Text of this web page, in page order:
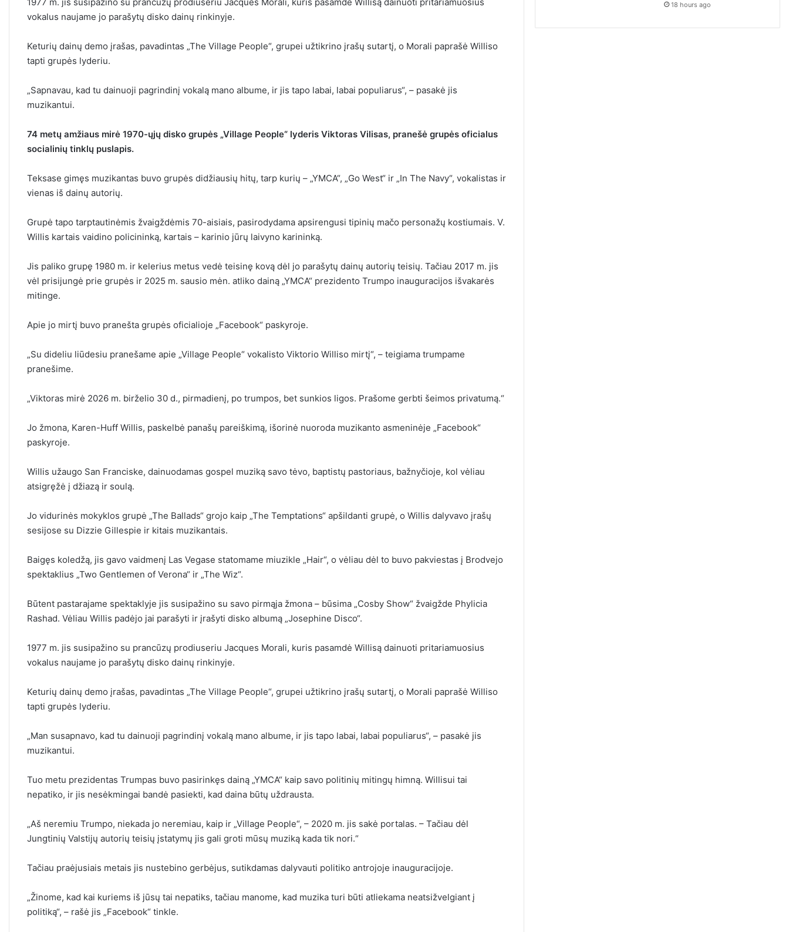
1977 m. jis susipažino su prancūzų prodiuseriu Jacques Morali, kuris pasamdė Willisą dainuoti pritariamuosius
vokalus naujame jo parašytų disko dainų rinkinyje.
Keturių dainų demo įrašas, pavadintas „The Village People“, grupei užtikrino įrašų sutartį, o Morali paprašė Williso
tapti grupės lyderiu.
„Sapnavau, kad tu dainuoji pagrindinį vokalą mano albume, ir jis tapo labai, labai populiarus“, – pasakė jis
muzikantui.
74 metų amžiaus mirė 1970-ųjų disko grupės „Village People“ lyderis Viktoras Vilisas, pranešė grupės oficialus
socialinių tinklų puslapis.
Teksase gimęs muzikantas buvo grupės didžiausių hitų, tarp kurių – „YMCA“, „Go West“ ir „In The Navy“, vokalistas ir
vienas iš dainų autorių.
Grupė tapo tarptautinėmis žvaigždėmis 70-aisiais, pasirodydama apsirengusi tipinių mačo personažų kostiumais. V.
Willis kartais vaidino policininką, kartais – karinio jūrų laivyno karininką.
Jis paliko grupę 1980 m. ir kelerius metus vedė teisinę kovą dėl jo parašytų dainų autorių teisių. Tačiau 2017 m. jis
vėl prisijungė prie grupės ir 2025 m. sausio mėn. atliko dainą „YMCA“ prezidento Trumpo inauguracijos išvakarės
mitinge.
Apie jo mirtį buvo pranešta grupės oficialioje „Facebook“ paskyroje.
„Su dideliu liūdesiu pranešame apie „Village People“ vokalisto Viktorio Williso mirtį“, – teigiama trumpame
pranešime.
„Viktoras mirė 2026 m. birželio 30 d., pirmadienį, po trumpos, bet sunkios ligos. Prašome gerbti šeimos privatumą.“
Jo žmona, Karen-Huff Willis, paskelbė panašų pareiškimą, išorinė nuoroda muzikanto asmeninėje „Facebook“
paskyroje.
Willis užaugo San Franciske, dainuodamas gospel muziką savo tėvo, baptistų pastoriaus, bažnyčioje, kol vėliau
atsigręžė į džiazą ir soulą.
Jo vidurinės mokyklos grupė „The Ballads“ grojo kaip „The Temptations“ apšildanti grupė, o Willis dalyvavo įrašų
sesijose su Dizzie Gillespie ir kitais muzikantais.
Baigęs koledžą, jis gavo vaidmenį Las Vegase statomame miuzikle „Hair“, o vėliau dėl to buvo pakviestas į Brodvejo
spektaklius „Two Gentlemen of Verona“ ir „The Wiz“.
Būtent pastarajame spektaklyje jis susipažino su savo pirmąja žmona – būsima „Cosby Show“ žvaigžde Phylicia
Rashad. Vėliau Willis padėjo jai parašyti ir įrašyti disko albumą „Josephine Disco“.
1977 m. jis susipažino su prancūzų prodiuseriu Jacques Morali, kuris pasamdė Willisą dainuoti pritariamuosius
vokalus naujame jo parašytų disko dainų rinkinyje.
Keturių dainų demo įrašas, pavadintas „The Village People“, grupei užtikrino įrašų sutartį, o Morali paprašė Williso
tapti grupės lyderiu.
„Man susapnavo, kad tu dainuoji pagrindinį vokalą mano albume, ir jis tapo labai, labai populiarus“, – pasakė jis
muzikantui.
Tuo metu prezidentas Trumpas buvo pasirinkęs dainą „YMCA“ kaip savo politinių mitingų himną. Willisui tai
nepatiko, ir jis nesėkmingai bandė pasiekti, kad daina būtų uždrausta.
„Aš neremiu Trumpo, niekada jo neremiau, kaip ir „Village People“, – 2020 m. jis sakė portalas. – Tačiau dėl
Jungtinių Valstijų autorių teisių įstatymų jis gali groti mūsų muziką kada tik nori.“
Tačiau praėjusiais metais jis nustebino gerbėjus, sutikdamas dalyvauti politiko antrojoje inauguracijoje.
„Žinome, kad kai kuriems iš jūsų tai nepatiks, tačiau manome, kad muzika turi būti atliekama neatsižvelgiant į
politiką“, – rašė jis „Facebook“ tinkle.
18 hours ago